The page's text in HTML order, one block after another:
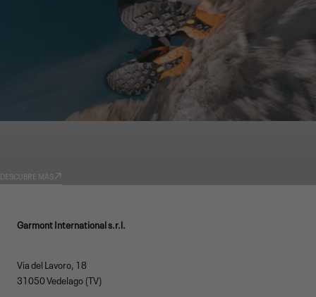
DESCUBRE MÁS
Garmont International s.r.l.
Via del Lavoro, 18
31050 Vedelago (TV)